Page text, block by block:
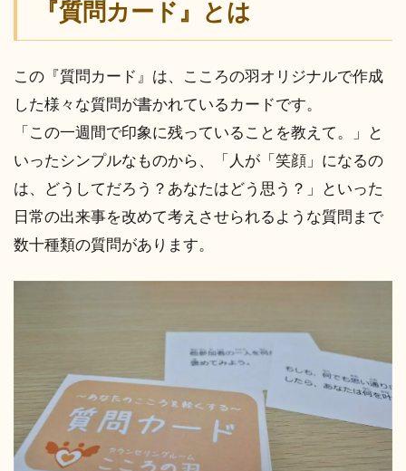
『質問カード』とは
この『質問カード』は、こころの羽オリジナルで作成
した様々な質問が書かれているカードです。
「この一週間で印象に残っていることを教えて。」と
いったシンプルなものから、「人が「笑顔」になるの
は、どうしてだろう？あなたはどう思う？」といった
日常の出来事を改めて考えさせられるような質問まで
数十種類の質問があります。